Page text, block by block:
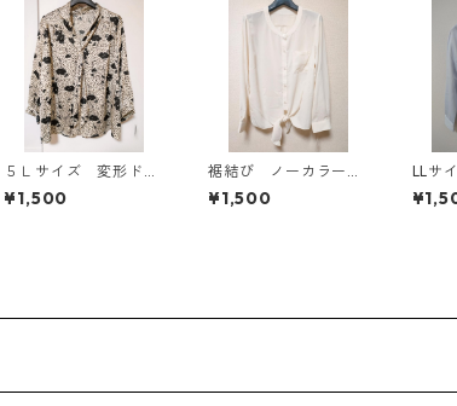
５Ｌサイズ 変形ドッ
ト 花柄 ボウタイブ
ラウス オフホワイ
¥1,500
裾結び ノーカラーブ
ラウス ３Ｌ アイボ
リー KAE-4813
¥1,500
LLサ
サテ
ス サ